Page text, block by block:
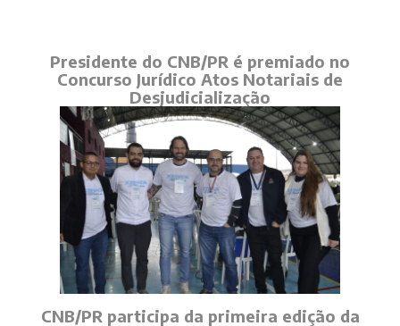
Presidente do CNB/PR é premiado no
Concurso Jurídico Atos Notariais de
Desjudicialização
CNB/PR participa da primeira edição da